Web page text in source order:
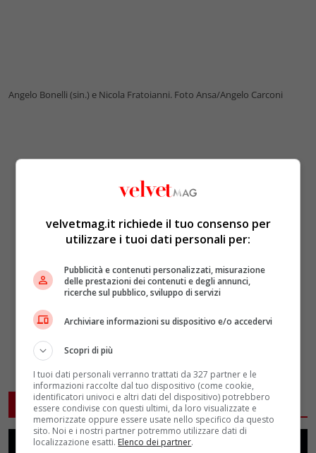
Angelo Bonelli (sin.) e Nicola Fratoianni. Foto Ansa/Angelo Carconi
ARTICOLI CORRELATI
velvetmag.it richiede il tuo consenso per
utilizzare i tuoi dati personali per:
Pubblicità e contenuti personalizzati, misurazione
delle prestazioni dei contenuti e degli annunci,
ricerche sul pubblico, sviluppo di servizi
Archiviare informazioni su dispositivo e/o accedervi
Scopri di più
I tuoi dati personali verranno trattati da 327 partner e le
informazioni raccolte dal tuo dispositivo (come cookie,
identificatori univoci e altri dati del dispositivo) potrebbero
essere condivise con questi ultimi, da loro visualizzate e
memorizzate oppure essere usate nello specifico da questo
sito. Noi e i nostri partner potremmo utilizzare dati di
localizzazione esatti. Elenco dei partner.